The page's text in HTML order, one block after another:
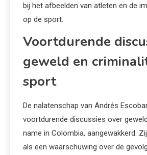
bij het afbeelden van atleten en de
op de sport.
Voortdurende
geweld en
sport
De nalatenschap van Andrés
voortdurende discussies over
name in Colombia, aangewakkerd.
als een waarschuwing over de